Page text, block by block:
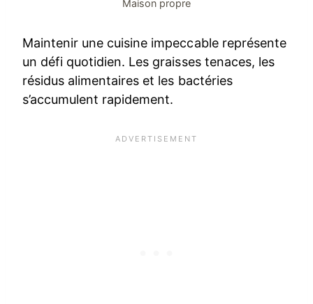
Maison propre
Maintenir une cuisine impeccable représente
un défi quotidien. Les graisses tenaces, les
résidus alimentaires et les bactéries
s’accumulent rapidement.